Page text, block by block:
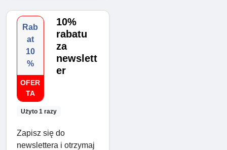
Rab
at
10
%
OFER
TA
Użyto 1 razy
10%
rabatu
za
newslett
er
Zapisz się do
newslettera i otrzymaj